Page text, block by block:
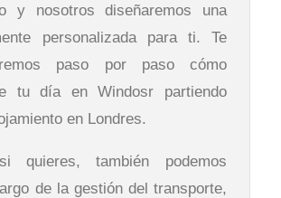
y nosotros diseñaremos una
personalizada para ti. Te
paso por paso cómo
tu día en Windosr partiendo
en Londres.
quieres, también podemos
de la gestión del transporte,